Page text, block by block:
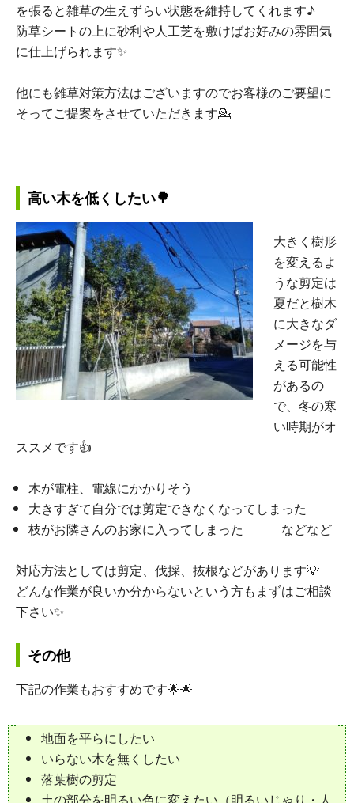
を張ると雑草の生えずらい状態を維持してくれます♪
防草シートの上に砂利や人工芝を敷けばお好みの雰囲気
に仕上げられます✨
他にも雑草対策方法はございますのでお客様のご要望に
そってご提案をさせていただきます💁
高い木を低くしたい🌳
大きく樹形
を変えるよ
うな剪定は
夏だと樹木
に大きなダ
メージを与
える可能性
があるの
で、冬の寒
い時期がオ
ススメです👍
木が電柱、電線にかかりそう
大きすぎて自分では剪定できなくなってしまった
枝がお隣さんのお家に入ってしまった などなど
対応方法としては剪定、伐採、抜根などがあります💡
どんな作業が良いか分からないという方もまずはご相談
下さい✨
その他
下記の作業もおすすめです🌟🌟
地面を平らにしたい
いらない木を無くしたい
落葉樹の剪定
土の部分を明るい色に変えたい（明るいじゃり・人